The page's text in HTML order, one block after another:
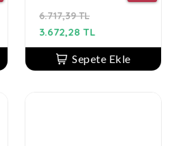
6.717,39 TL
3.672,28 TL
Sepete Ekle